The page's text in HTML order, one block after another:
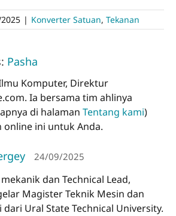
| Konverter Satuan, Tekanan
Pasha
Komputer, Direktur
Ia bersama tim ahlinya
di halaman Tentang kami)
online ini untuk Anda.
24/09/2025
dan Technical Lead,
Magister Teknik Mesin dan
dari Ural State Technical University.